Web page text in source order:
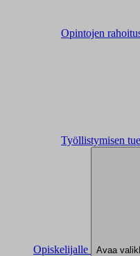
Opintojen
Työllistymisen
Opiskelijalle Avaa